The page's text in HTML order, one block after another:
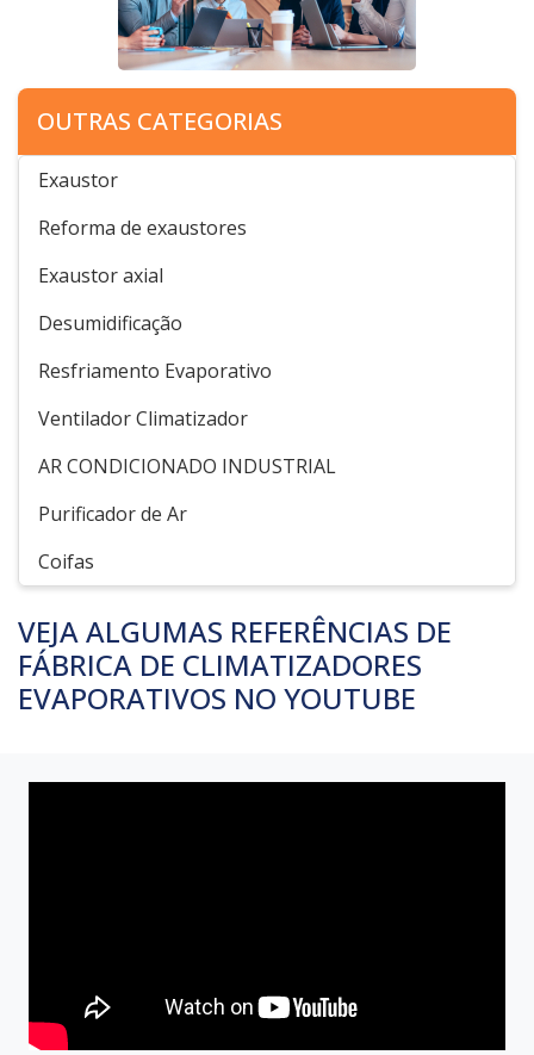
OUTRAS CATEGORIAS
Exaustor
Reforma de exaustores
Exaustor axial
Desumidificação
Resfriamento Evaporativo
Ventilador Climatizador
AR CONDICIONADO INDUSTRIAL
Purificador de Ar
Coifas
VEJA ALGUMAS REFERÊNCIAS DE
FÁBRICA DE CLIMATIZADORES
EVAPORATIVOS NO YOUTUBE